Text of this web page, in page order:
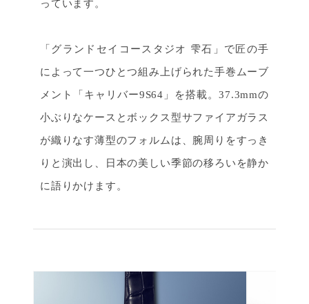
っています。
「グランドセイコースタジオ 雫石」で匠の手
によって一つひとつ組み上げられた手巻ムーブ
メント「キャリバー9S64」を搭載。37.3mmの
小ぶりなケースとボックス型サファイアガラス
が織りなす薄型のフォルムは、腕周りをすっき
りと演出し、日本の美しい季節の移ろいを静か
に語りかけます。